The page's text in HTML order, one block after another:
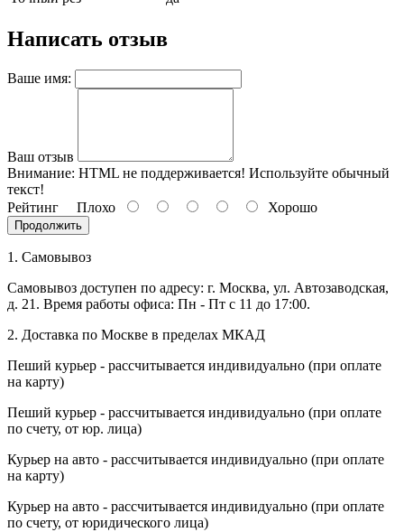
Написать отзыв
Ваше имя:
Ваш отзыв
Внимание: HTML не поддерживается! Используйте обычный
текст!
Рейтинг Плохо Хорошо
Продолжить
1. Самовывоз
Самовывоз доступен по адресу: г. Москва, ул. Автозаводская,
д. 21. Время работы офиса: Пн - Пт с 11 до 17:00.
2. Доставка по Москве в пределах МКАД
Пеший курьер - рассчитывается индивидуально (при оплате
на карту)
Пеший курьер - рассчитывается индивидуально (при оплате
по счету, от юр. лица)
Курьер на авто - рассчитывается индивидуально (при оплате
на карту)
Курьер на авто - рассчитывается индивидуально (при оплате
по счету, от юридического лица)